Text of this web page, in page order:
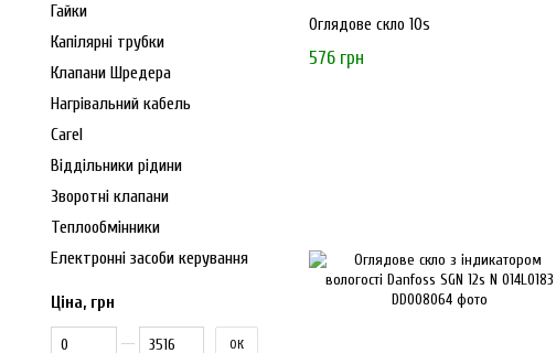
Оглядове скло 10s
576 грн
Гайки
Капілярні трубки
Клапани Шредера
Нагрівальний кабель
Carel
Віддільники рідини
Зворотні клапани
Теплообмінники
Електронні засоби керування
Ціна, грн
Від Ціна, грн
До Ціна, грн ОК